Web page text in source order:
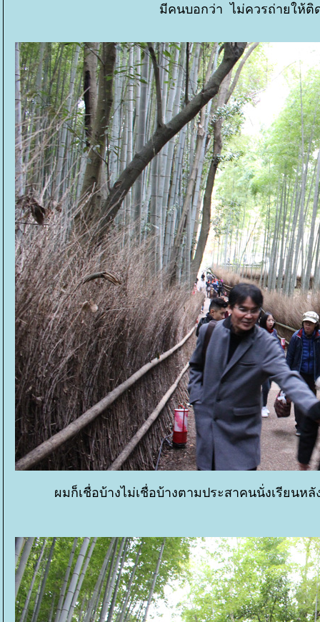
มีคนบอกว่า ไม่ควรถ่ายให้ติ
ผมก็เชื่อบ้างไม่เชื่อบ้างตามประสาคนนั่งเรียน